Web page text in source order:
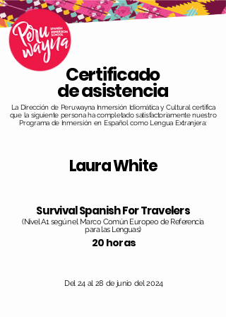
Certificado
de asistencia
La Dirección de Peruwayna Inmersión Idiomática y Cultural certifica
que la siguiente persona ha completado satisfactoriamente nuestro
Programa de Inmersión en Español como Lengua Extranjera:
Laura White
Survival Spanish For Travelers
(Nivel A1 según el Marco Común Europeo de Referencia
para las Lenguas)
20 horas
Del 24 al 28 de junio del 2024